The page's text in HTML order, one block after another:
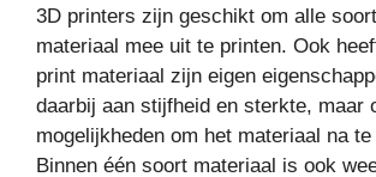
3D printers zijn geschikt om alle
materiaal mee uit te printen. Ook
print materiaal zijn eigen
daarbij aan stijfheid en sterkte, maar
mogelijkheden om het materiaal na
Binnen één soort materiaal is ook